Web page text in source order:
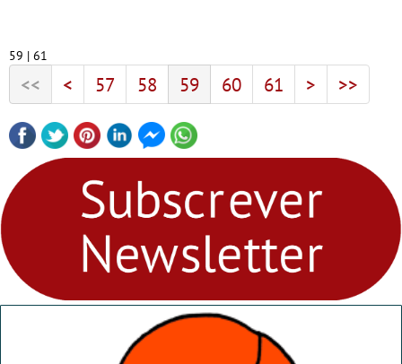
59 | 61
<< < 57 58 59 60 61 > >>